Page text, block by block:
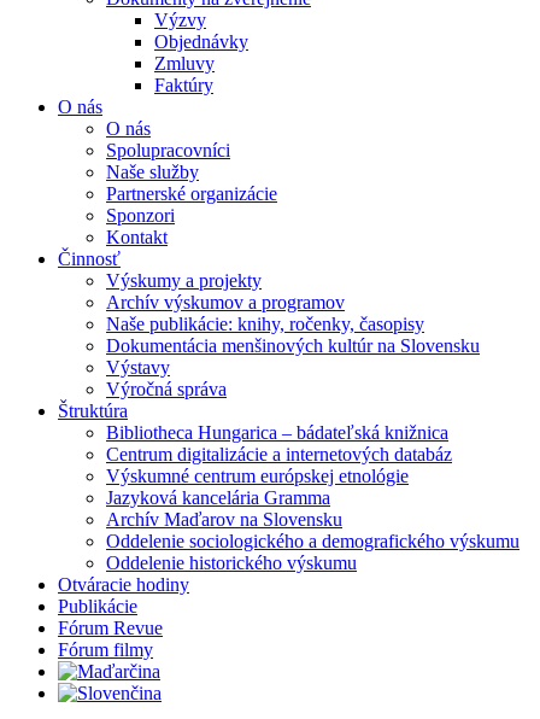
Výzvy
Objednávky
Zmluvy
Faktúry
O nás
O nás
Spolupracovníci
Naše služby
Partnerské organizácie
Sponzori
Kontakt
Činnosť
Výskumy a projekty
Archív výskumov a programov
Naše publikácie: knihy, ročenky, časopisy
Dokumentácia menšinových kultúr na Slovensku
Výstavy
Výročná správa
Štruktúra
Bibliotheca Hungarica – bádateľská knižnica
Centrum digitalizácie a internetových databáz
Výskumné centrum európskej etnológie
Jazyková kancelária Gramma
Archív Maďarov na Slovensku
Oddelenie sociologického a demografického výskumu
Oddelenie historického výskumu
Otváracie hodiny
Publikácie
Fórum Revue
Fórum filmy